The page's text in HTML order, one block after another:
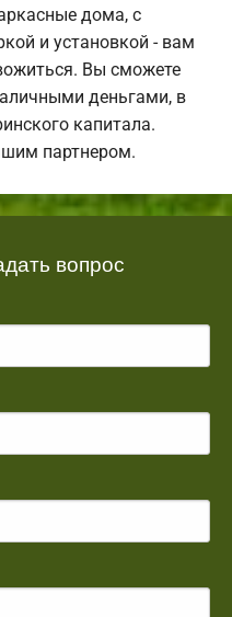
дома, с
и установкой - вам
Вы сможете
деньгами, в
капитала.
партнером.
вопрос